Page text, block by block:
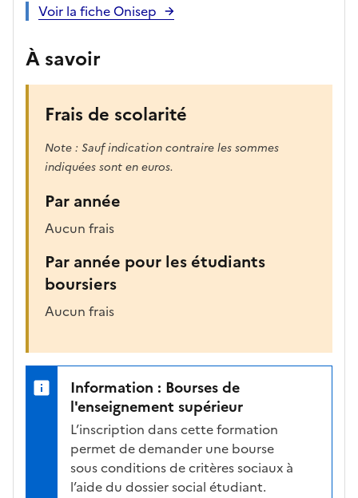
d
Voir la fiche Onisep
À savoir
Frais de scolarité
Note : Sauf indication contraire les sommes
indiquées sont en euros.
Par année
Aucun frais
Par année pour les étudiants
boursiers
Aucun frais
Information : Bourses de
l'enseignement supérieur
L’inscription dans cette formation
permet de demander une bourse
sous conditions de critères sociaux à
l’aide du dossier social étudiant.